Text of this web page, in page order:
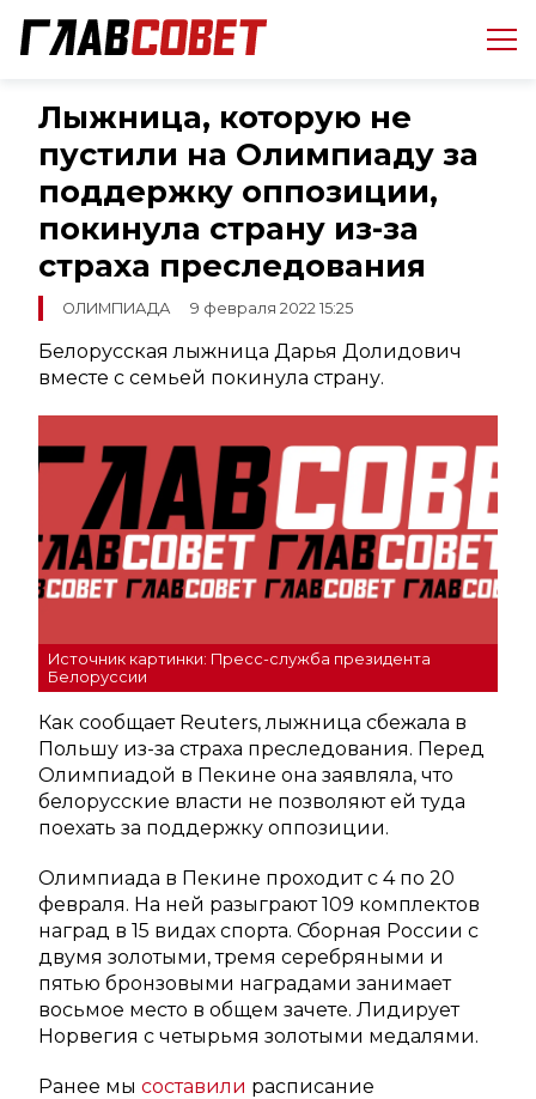
Лыжница, которую не
пустили на Олимпиаду за
поддержку оппозиции,
покинула страну из-за
страха преследования
ОЛИМПИАДА 9 февраля 2022 15:25
Белорусская лыжница Дарья Долидович
вместе с семьей покинула страну.
Источник картинки: Пресс-служба президента
Белоруссии
Как сообщает Reuters, лыжница сбежала в
Польшу из-за страха преследования. Перед
Олимпиадой в Пекине она заявляла, что
белорусские власти не позволяют ей туда
поехать за поддержку оппозиции.
Олимпиада в Пекине проходит с 4 по 20
февраля. На ней разыграют 109 комплектов
наград в 15 видах спорта. Сборная России с
двумя золотыми, тремя серебряными и
пятью бронзовыми наградами занимает
восьмое место в общем зачете. Лидирует
Норвегия с четырьмя золотыми медалями.
Ранее мы составили расписание